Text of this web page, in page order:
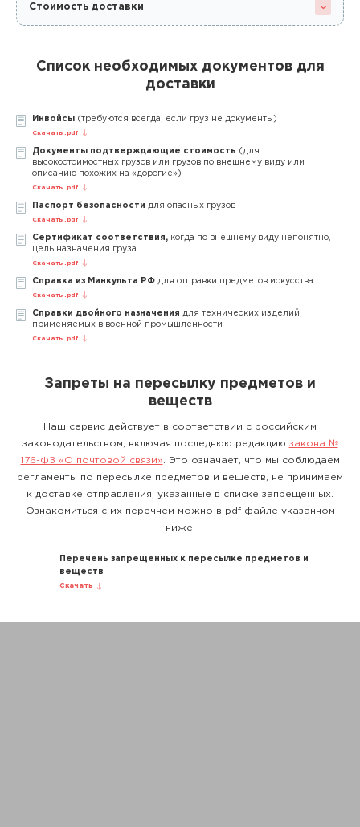
Стоимость доставки
Список необходимых документов для
доставки
Инвойсы (требуются всегда, если груз не документы)
Скачать .pdf
Документы подтверждающие стоимость (для
высокостоимостных грузов или грузов по внешнему виду или
описанию похожих на «дорогие»)
Скачать .pdf
Паспорт безопасности для опасных грузов
Скачать .pdf
Сертификат соответствия, когда по внешнему виду непонятно,
цель назначения груза
Скачать .pdf
Справка из Минкульта РФ для отправки предметов искусства
Скачать .pdf
Справки двойного назначения для технических изделий,
применяемых в военной промышленности
Скачать .pdf
Запреты на пересылку предметов и
веществ
Наш сервис действует в соответствии с российским
законодательством, включая последнюю редакцию закона №
176-ФЗ «О почтовой связи» . Это означает, что мы соблюдаем
регламенты по пересылке предметов и веществ, не принимаем
к доставке отправления, указанные в списке запрещенных.
Ознакомиться с их перечнем можно в pdf файле указанном
ниже.
Перечень запрещенных к пересылке предметов и
веществ
Скачать